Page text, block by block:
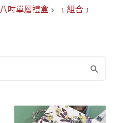
八吋單層禮盒 ﹝組合﹞